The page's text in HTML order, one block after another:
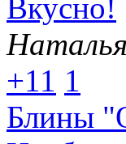
Вкусно!
+11 1
Блины